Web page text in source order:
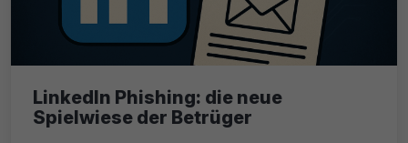
LinkedIn Phishing: die neue
Spielwiese der Betrüger